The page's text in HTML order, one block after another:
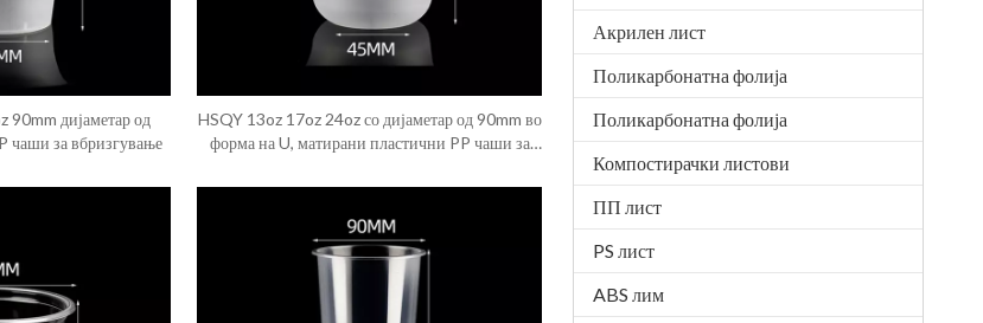
дијаметар од
чаши за вбризгување
HSQY 13oz 17oz 24oz со дијаметар од 90mm во
форма на U, матирани пластични PP чаши за
Акрилен лист
Поликарбонатна фолија
Поликарбонатна фолија
Компостирачки листови
ПП лист
PS лист
ABS лим